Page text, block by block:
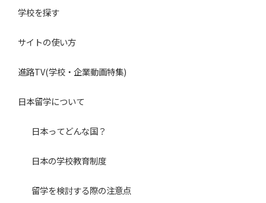
学校を探す
サイトの使い方
進路TV(学校・企業動画特集)
日本留学について
日本ってどんな国？
日本の学校教育制度
留学を検討する際の注意点